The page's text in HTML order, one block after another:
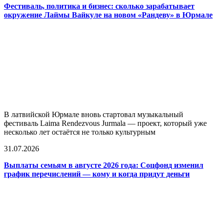
Фестиваль, политика и бизнес: сколько зарабатывает
окружение Лаймы Вайкуле на новом «Рандеву» в Юрмале
В латвийской Юрмале вновь стартовал музыкальный
фестиваль Laima Rendezvous Jurmala — проект, который уже
несколько лет остаётся не только культурным
31.07.2026
Выплаты семьям в августе 2026 года: Соцфонд изменил
график перечислений — кому и когда придут деньги